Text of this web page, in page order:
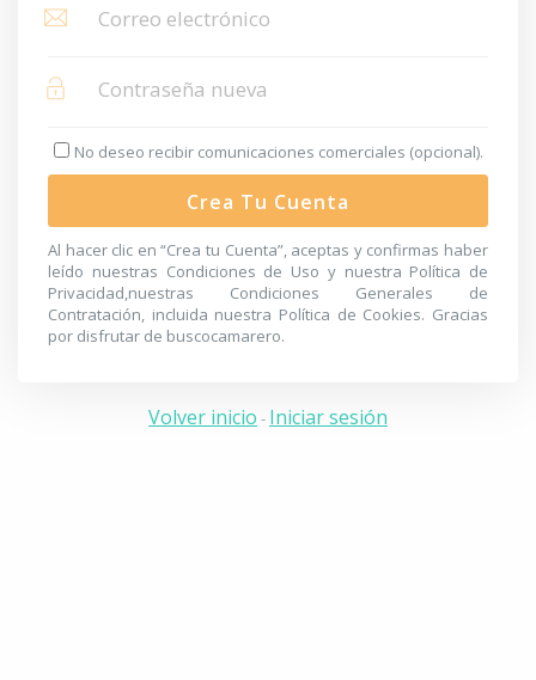
No deseo recibir comunicaciones comerciales (opcional).
Crea Tu Cuenta
Al hacer clic en “Crea tu Cuenta”, aceptas y confirmas haber
leído nuestras Condiciones de Uso y nuestra Política de
Privacidad,nuestras Condiciones Generales de
Contratación, incluida nuestra Política de Cookies. Gracias
por disfrutar de buscocamarero.
Volver inicio - Iniciar sesión